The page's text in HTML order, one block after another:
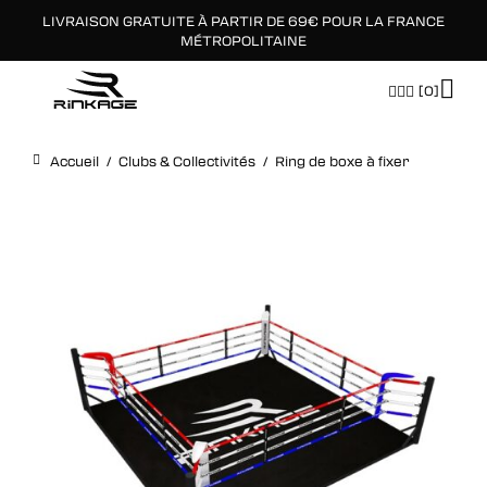
LIVRAISON GRATUITE À PARTIR DE 69€ POUR LA FRANCE
MÉTROPOLITAINE
[0]
Accueil / Clubs & Collectivités / Ring de boxe à fixer